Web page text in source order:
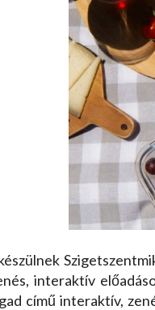
interaktív
című interaktív,